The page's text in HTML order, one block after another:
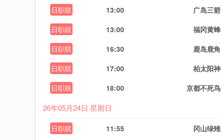
日职联 13:00 广岛三箭
日职联
13:00 福冈黄蜂
日职联
16:30 鹿岛鹿角
日职联
17:00 柏太阳神
日职联
18:00 京都不死鸟
26年05月24日 星期日
日职联 11:55 冈山绿雉